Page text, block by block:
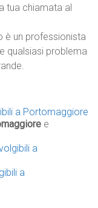
tua chiamata al
è un professionista
qualsiasi problema
a Portomaggiore
e
a
a